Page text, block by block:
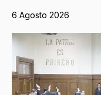
6 Agosto 2026